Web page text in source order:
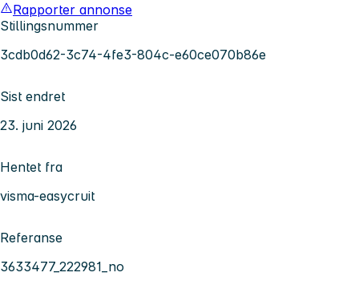
Rapporter annonse
Stillingsnummer
3cdb0d62-3c74-4fe3-804c-e60ce070b86e
Sist endret
23. juni 2026
Hentet fra
visma-easycruit
Referanse
3633477_222981_no